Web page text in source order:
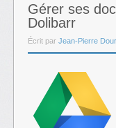
Gérer ses
Dolibarr
Écrit par Jean-Pierre